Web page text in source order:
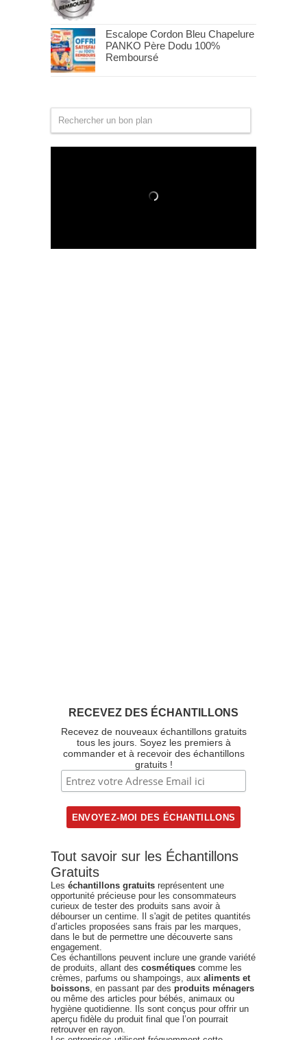
Escalope Cordon Bleu Chapelure
PANKO Père Dodu 100%
Remboursé
RECEVEZ DES ÉCHANTILLONS
Recevez de nouveaux échantillons gratuits
tous les jours. Soyez les premiers à
commander et à recevoir des échantillons
gratuits !
Tout savoir sur les Échantillons
Gratuits
Les échantillons gratuits représentent une
opportunité précieuse pour les consommateurs
curieux de tester des produits sans avoir à
débourser un centime. Il s'agit de petites quantités
d’articles proposées sans frais par les marques,
dans le but de permettre une découverte sans
engagement.
Ces échantillons peuvent inclure une grande variété
de produits, allant des cosmétiques comme les
crèmes, parfums ou shampoings, aux aliments et
boissons, en passant par des produits ménagers
ou même des articles pour bébés, animaux ou
hygiène quotidienne. Ils sont conçus pour offrir un
aperçu fidèle du produit final que l’on pourrait
retrouver en rayon.